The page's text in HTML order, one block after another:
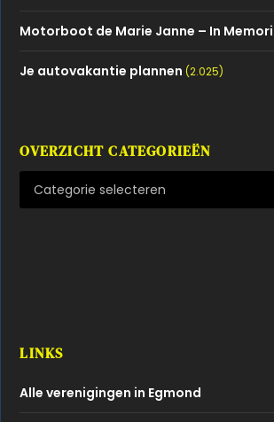
Motorboot de Marie Janne – In
Je autovakantie plannen (2.025)
OVERZICHT CATEGORIEËN
LINKS
Alle verenigingen in Egmond